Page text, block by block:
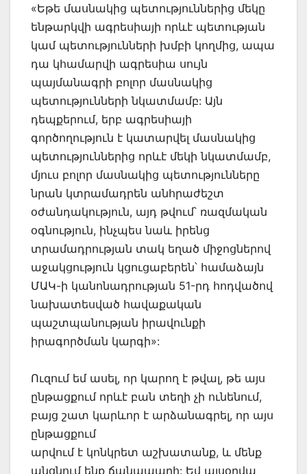
«Եթե մասնակից պետություններից մեկը
ենթարկվի ագրեսիայի որևէ պետության
կամ պետությունների խմբի կողմից, ապա
դա կհամարվի ագրեսիա սույն
պայմանագրի բոլոր մասնակից
պետությունների նկատմամբ: Այն
դեպքերում, երբ ագրեսիայի
գործողություն է կատարվել մասնակից
պետություններից որևէ մեկի նկատմամբ,
մյուս բոլոր մասնակից պետությունները
նրան կտրամադրեն անհրաժեշտ
օժանդակություն, այդ թվում՝ ռազմական
օգնություն, ինչպես նաև իրենց
տրամադրության տակ եղած միջոցներով
աջակցություն կցուցաբերեն՝ համաձայն
ՄԱԿ-ի կանոնադրության 51-րդ հոդվածով
նախատեսված հավաքական
պաշտպանության իրավունքի
իրագործման կարգի»:
Ուզում եմ ասել, որ կարող է թվալ, թե այս
ընթացքում որևէ բան տեղի չի ունենում,
բայց շատ կարևոր է արձանագրել, որ այս
ընթացքում
արվում է կոնկրետ աշխատանք, և մենք
անցնում ենք ճանապարհ: Եվ այսօրվա